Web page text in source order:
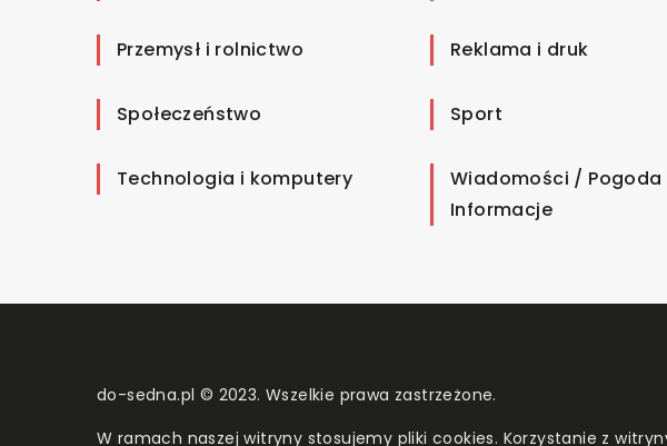
Przemysł i rolnictwo Reklama i druk
Społeczeństwo Sport
Technologia i komputery
Wiadomości / Pogoda
Informacje
do-sedna.pl © 2023. Wszelkie prawa zastrzeżone.
W ramach naszej witryny stosujemy pliki cookies. Korzystanie z